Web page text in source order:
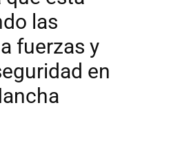
las
fuerzas y
en